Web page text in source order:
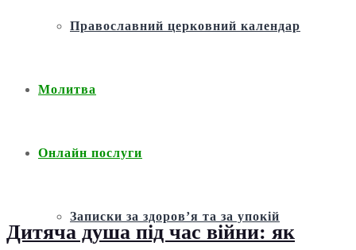
Православний церковний календар
Молитва
Онлайн послуги
Записки за здоров’я та за упокій
Дитяча душа під час війни: як